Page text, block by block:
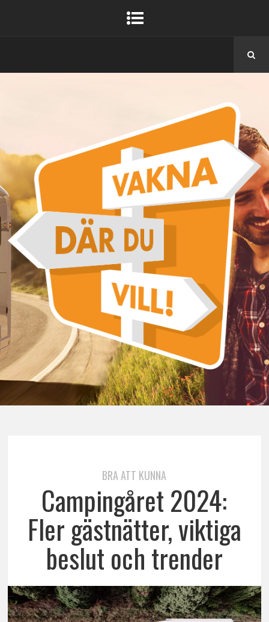
BRA ATT KUNNA
Campingåret 2024:
Fler gästnätter, viktiga
beslut och trender